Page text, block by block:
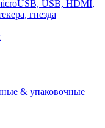
USB, HDMI,
гнезда
& упаковочные